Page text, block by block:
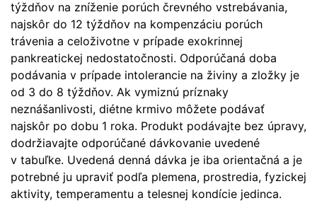
týždňov na zníženie porúch črevného vstrebávania,
najskôr do 12 týždňov na kompenzáciu porúch
trávenia a celoživotne v prípade exokrinnej
pankreatickej nedostatočnosti. Odporúčaná doba
podávania v prípade intolerancie na živiny a zložky je
od 3 do 8 týždňov. Ak vymiznú príznaky
neznášanlivosti, diétne krmivo môžete podávať
najskôr po dobu 1 roka. Produkt podávajte bez úpravy,
dodržiavajte odporúčané dávkovanie uvedené
v tabuľke. Uvedená denná dávka je iba orientačná a je
potrebné ju upraviť podľa plemena, prostredia, fyzickej
aktivity, temperamentu a telesnej kondície jedinca.